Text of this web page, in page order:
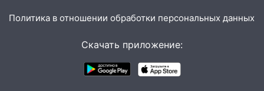
более 28% площадей зерновых и
Ульяновской области завели дело на
Политика в отношении обработки персональных данных
Скачать приложение: